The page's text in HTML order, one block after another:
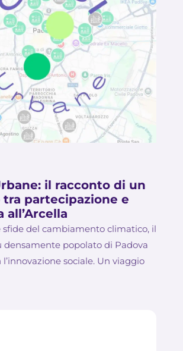
il racconto di un
tra partecipazione e
all’Arcella
sfide del cambiamento climatico, il
popolato di Padova
sociale. Un viaggio